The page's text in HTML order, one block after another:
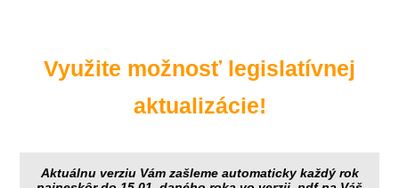
Využite možnosť legislatívnej
aktualizácie!
Aktuálnu verziu Vám zašleme automaticky každý rok